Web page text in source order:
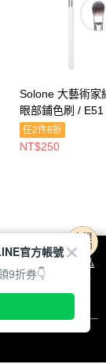
Solone 大藝術家
眼部鋪色刷 / E51
任2件8折
NT$250
詳情，及若您不希
參閱本網站「
隱私
本公司得按本網站使
官方帳號
9折券👇